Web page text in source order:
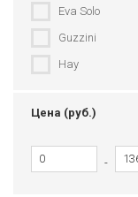
Eva Solo
Guzzini
Hay
Joseph Joseph
Kilner
Koziol
Цена (руб.)
-